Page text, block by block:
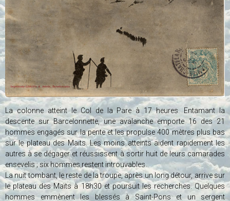
La colonne atteint le Col de la Pare à 17 heures. Entamant la
descente sur Barcelonnette, une avalanche emporte 16 des 21
hommes engagés sur la pente et les propulse 400 mètres plus bas
sur le plateau des Maïts. Les moins atteints aident rapidement les
autres à se dégager et réussissent à sortir huit de leurs camarades
ensevelis ; six hommes restent introuvables.
La nuit tombant, le reste de la troupe, après un long détour, arrive sur
le plateau des Maïts à 18h30 et poursuit les recherches. Quelques
hommes emmènent les blessés à Saint-Pons et un sergent